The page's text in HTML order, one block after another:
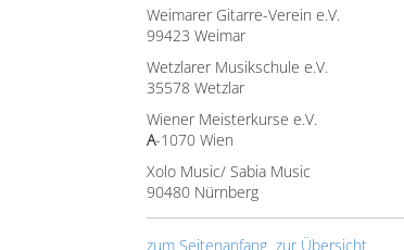
Weimarer Gitarre-Verein e.V.
99423 Weimar
Wetzlarer Musikschule e.V.
35578 Wetzlar
Wiener Meisterkurse e.V.
A-1070 Wien
Xolo Music/ Sabia Music
90480 Nürnberg
zum Seitenanfang zur Übersicht